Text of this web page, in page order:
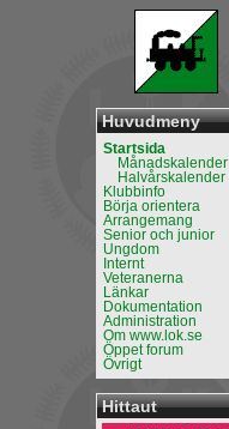
Huvudmeny
Startsida
Månadskalender
Halvårskalender
Klubbinfo
Börja orientera
Arrangemang
Senior och junior
Ungdom
Internt
Veteranerna
Länkar
Dokumentation
Administration
Om www.lok.se
Öppet forum
Övrigt
Hittaut